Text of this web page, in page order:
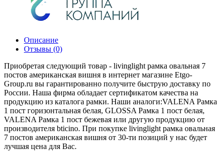
Описание
Отзывы (0)
Приобретая следующий товар - livinglight рамка овальная 7
постов американская вишня в интернет магазине Etgo-
Group.ru вы гарантированно получите быструю доставку по
России. Наша фирма обладает сертификатом качества на
продукцию из каталога рамки. Наши аналоги:VALENA Рамка
1 пост горизонтальная белая, GLOSSA Рамка 1 пост белая,
VALENA Рамка 1 пост бежевая или другую продукцию от
производителя bticino. При покупке livinglight рамка овальная
7 постов американская вишня от 30-ти позиций у нас будет
лучшая цена для Вас.